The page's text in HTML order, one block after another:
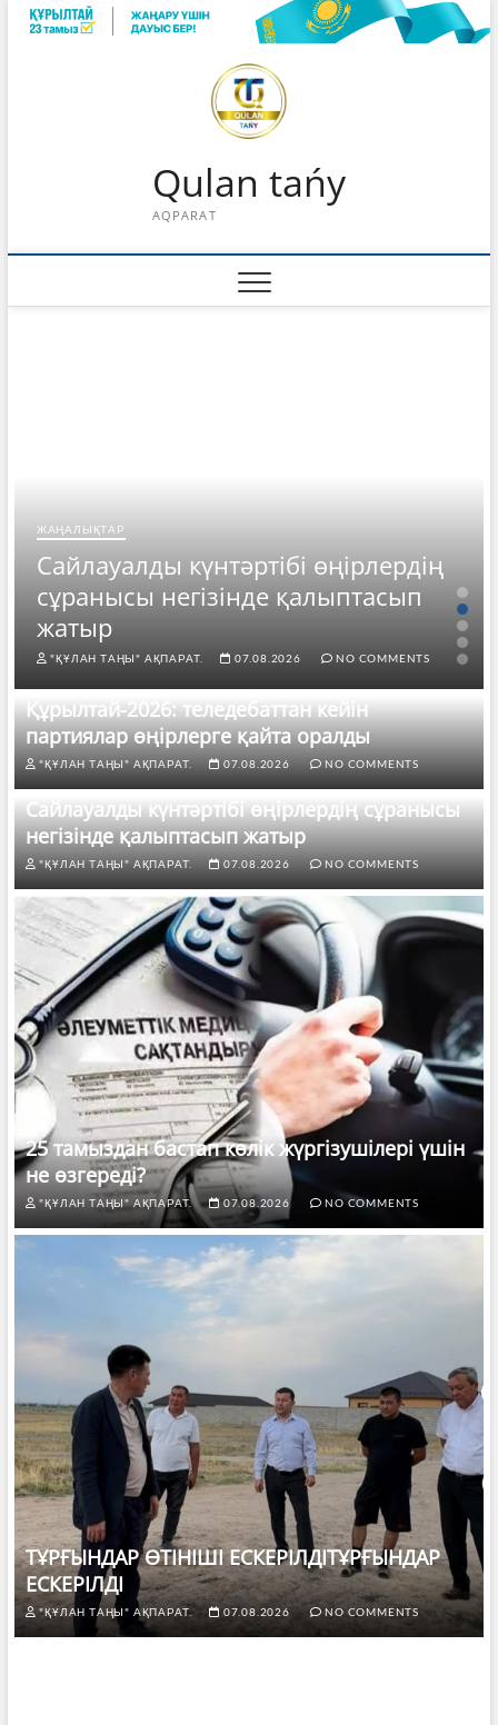
Skip
Qulan tańy
AQPARAT
ЖАҢАЛЫҚТАР
Сайлауалды күнтәртібі өңірлердің
сұранысы негізінде қалыптасып
жатыр
"ҚҰЛАН ТАҢЫ" АҚПАРАТ. 07.08.2026 NO COMMENTS
Құрылтай-2026: теледебаттан кейін
партиялар өңірлерге қайта оралды
"ҚҰЛАН ТАҢЫ" АҚПАРАТ. 07.08.2026 NO COMMENTS
Сайлауалды күнтәртібі өңірлердің сұранысы
негізінде қалыптасып жатыр
"ҚҰЛАН ТАҢЫ" АҚПАРАТ. 07.08.2026 NO COMMENTS
25 тамыздан бастап көлік жүргізушілері үшін
не өзгереді?
"ҚҰЛАН ТАҢЫ" АҚПАРАТ. 07.08.2026 NO COMMENTS
ТҰРҒЫНДАР ӨТІНІШІ ЕСКЕРІЛДІТҰРҒЫНДАР
ЕСКЕРІЛДІ
"ҚҰЛАН ТАҢЫ" АҚПАРАТ. 07.08.2026 NO COMMENTS